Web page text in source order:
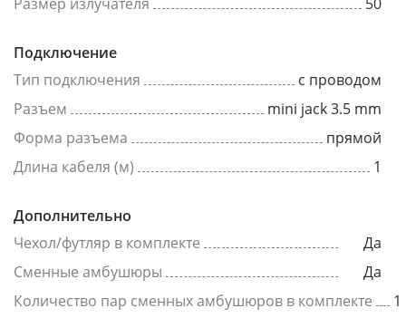
Подключение
Тип подключения
с проводом
Разъем
mini jack 3.5 mm
Форма разъема
прямой
Длина кабеля (м)
1
Дополнительно
Чехол/футляр в комплекте
Да
Сменные амбушюры
Да
Количество пар сменных амбушюров в комплекте
1